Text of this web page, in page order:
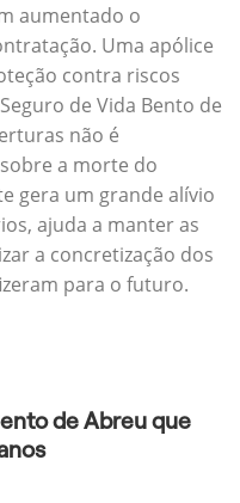
aumentado o
Uma apólice
contra riscos
de Vida Bento de
não é
a morte do
gera um grande alívio
ajuda a manter as
a concretização dos
para o futuro.
de Abreu que